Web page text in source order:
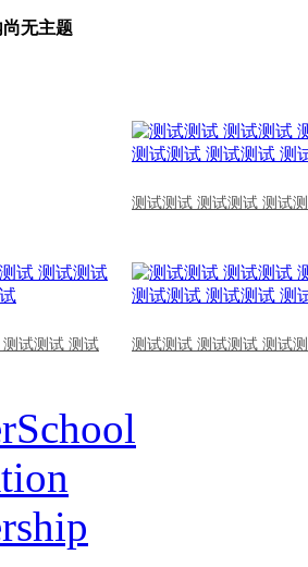
无主题
测试测试 测试测试 测试
试测试 测试 测试测试 测试测试 测试